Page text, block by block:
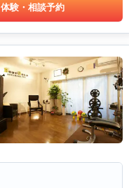
体験・相談予約